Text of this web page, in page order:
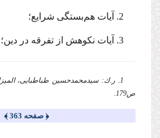
2. آیات هم‌بستگی شرایع؛
3. آیات نكوهش از تفرقه در دین؛
ص179.
﴿ صفحه 363 ﴾